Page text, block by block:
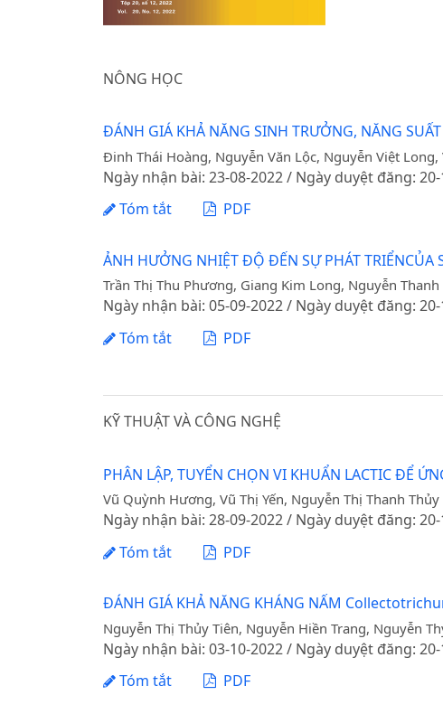
NÔNG HỌC
ĐÁNH GIÁ KHẢ NĂNG SINH TRƯỞNG, NĂNG
Đinh Thái Hoàng, Nguyễn Văn Lộc, Nguyễn Việt Long,
Ngày nhận bài: 23-08-2022 / Ngày duyệt đăng:
Tóm tắt
PDF
ẢNH HƯỞNG NHIỆT ĐỘ ĐẾN SỰ PHÁT
Trần Thị Thu Phương, Giang Kim Long, Nguyễn
Ngày nhận bài: 05-09-2022 / Ngày duyệt đăng:
Tóm tắt
PDF
KỸ THUẬT VÀ CÔNG NGHỆ
PHÂN LẬP, TUYỂN CHỌN VI KHUẨN LACTIC ĐỂ
Vũ Quỳnh Hương, Vũ Thị Yến, Nguyễn Thị Thanh Thủy
Ngày nhận bài: 28-09-2022 / Ngày duyệt đăng:
Tóm tắt
PDF
ĐÁNH GIÁ KHẢ NĂNG KHÁNG NẤM
Nguyễn Thị Thủy Tiên, Nguyễn Hiền Trang, Nguyễn
Ngày nhận bài: 03-10-2022 / Ngày duyệt đăng:
Tóm tắt
PDF